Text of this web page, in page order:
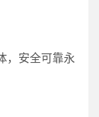
，安全可靠永